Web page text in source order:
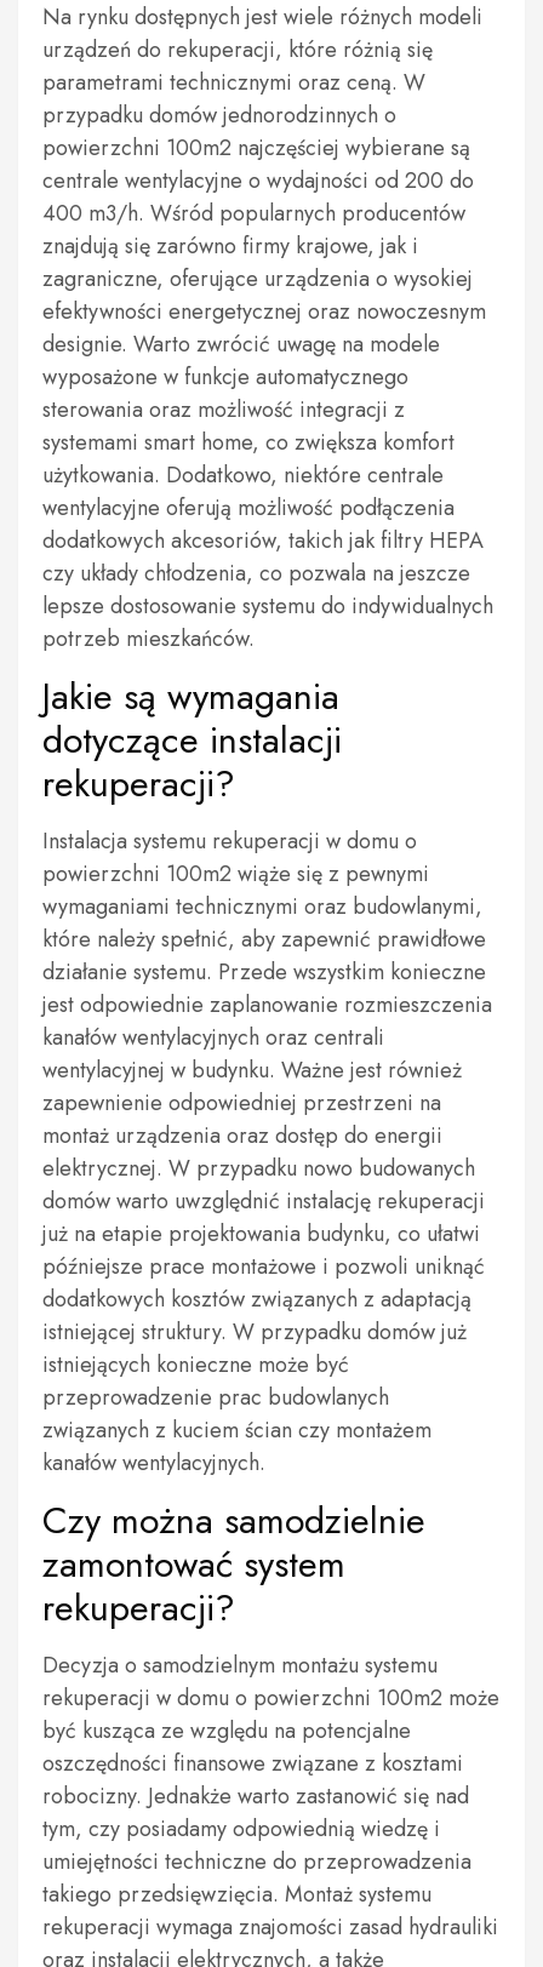
Na rynku dostępnych jest wiele różnych modeli
urządzeń do rekuperacji, które różnią się
parametrami technicznymi oraz ceną. W
przypadku domów jednorodzinnych o
powierzchni 100m2 najczęściej wybierane są
centrale wentylacyjne o wydajności od 200 do
400 m3/h. Wśród popularnych producentów
znajdują się zarówno firmy krajowe, jak i
zagraniczne, oferujące urządzenia o wysokiej
efektywności energetycznej oraz nowoczesnym
designie. Warto zwrócić uwagę na modele
wyposażone w funkcje automatycznego
sterowania oraz możliwość integracji z
systemami smart home, co zwiększa komfort
użytkowania. Dodatkowo, niektóre centrale
wentylacyjne oferują możliwość podłączenia
dodatkowych akcesoriów, takich jak filtry HEPA
czy układy chłodzenia, co pozwala na jeszcze
lepsze dostosowanie systemu do indywidualnych
potrzeb mieszkańców.
Jakie są wymagania
dotyczące instalacji
rekuperacji?
Instalacja systemu rekuperacji w domu o
powierzchni 100m2 wiąże się z pewnymi
wymaganiami technicznymi oraz budowlanymi,
które należy spełnić, aby zapewnić prawidłowe
działanie systemu. Przede wszystkim konieczne
jest odpowiednie zaplanowanie rozmieszczenia
kanałów wentylacyjnych oraz centrali
wentylacyjnej w budynku. Ważne jest również
zapewnienie odpowiedniej przestrzeni na
montaż urządzenia oraz dostęp do energii
elektrycznej. W przypadku nowo budowanych
domów warto uwzględnić instalację rekuperacji
już na etapie projektowania budynku, co ułatwi
późniejsze prace montażowe i pozwoli uniknąć
dodatkowych kosztów związanych z adaptacją
istniejącej struktury. W przypadku domów już
istniejących konieczne może być
przeprowadzenie prac budowlanych
związanych z kuciem ścian czy montażem
kanałów wentylacyjnych.
Czy można samodzielnie
zamontować system
rekuperacji?
Decyzja o samodzielnym montażu systemu
rekuperacji w domu o powierzchni 100m2 może
być kusząca ze względu na potencjalne
oszczędności finansowe związane z kosztami
robocizny. Jednakże warto zastanowić się nad
tym, czy posiadamy odpowiednią wiedzę i
umiejętności techniczne do przeprowadzenia
takiego przedsięwzięcia. Montaż systemu
rekuperacji wymaga znajomości zasad hydrauliki
oraz instalacji elektrycznych, a także